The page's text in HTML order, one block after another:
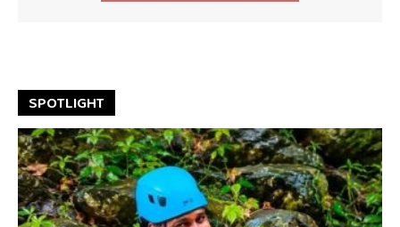
SPOTLIGHT